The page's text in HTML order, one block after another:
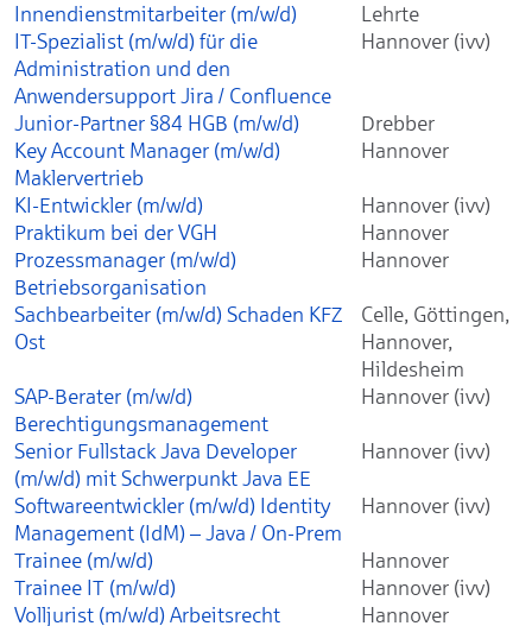
Innendienstmitarbeiter (m/w/d)
Lehrte
IT-Spezialist (m/w/d) für die
Administration und den
Anwendersupport Jira / Confluence
Hannover (ivv)
Junior-Partner §84 HGB (m/w/d)
Drebber
Key Account Manager (m/w/d)
Maklervertrieb
Hannover
KI-Entwickler (m/w/d)
Hannover (ivv)
Praktikum bei der VGH
Hannover
Prozessmanager (m/w/d)
Betriebsorganisation
Hannover
Sachbearbeiter (m/w/d) Schaden KFZ
Ost
Celle, Göttingen,
Hannover,
Hildesheim
SAP-Berater (m/w/d)
Berechtigungsmanagement
Hannover (ivv)
Senior Fullstack Java Developer
(m/w/d) mit Schwerpunkt Java EE
Hannover (ivv)
Softwareentwickler (m/w/d) Identity
Management (IdM) – Java / On-Prem
Hannover (ivv)
Trainee (m/w/d)
Hannover
Trainee IT (m/w/d)
Hannover (ivv)
Volljurist (m/w/d) Arbeitsrecht
Hannover